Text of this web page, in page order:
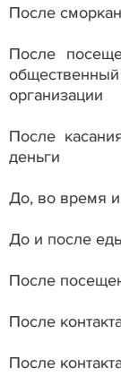
После
После
организации
После
деньги
До, во время
До и после
После
После
После